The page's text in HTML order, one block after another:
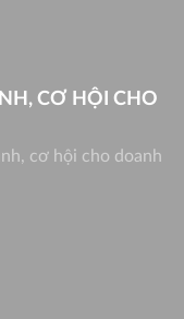
CƠ HỘI CHO
cơ hội cho doanh